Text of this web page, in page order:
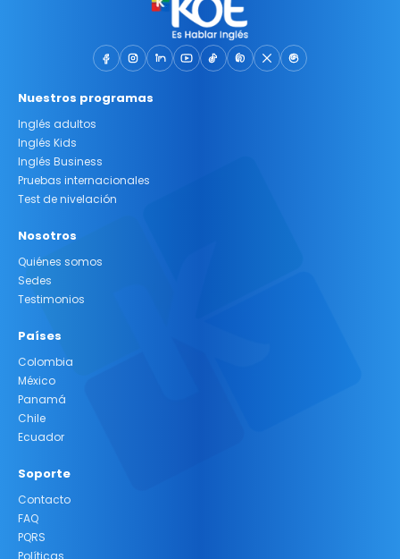
Nuestros programas
Inglés adultos
Inglés Kids
Inglés Business
Pruebas internacionales
Test de nivelación
Nosotros
Quiénes somos
Sedes
Testimonios
Países
Colombia
México
Panamá
Chile
Ecuador
Soporte
Contacto
FAQ
PQRS